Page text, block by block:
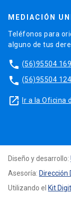
MEDIACIÓN
Teléfonos para
alguno de tus
phone (56)95504
phone (56)95504
launch Ir a la Oficina
Diseño y desarrollo:
Asesoría: Dirección
Utilizando el Kit